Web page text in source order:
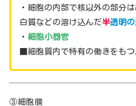
・細胞の内部で核以外の部分
白質などの溶け込んだ半透明
・ 細胞小器官
■細胞質内で特有の働きをも
③細胞膜